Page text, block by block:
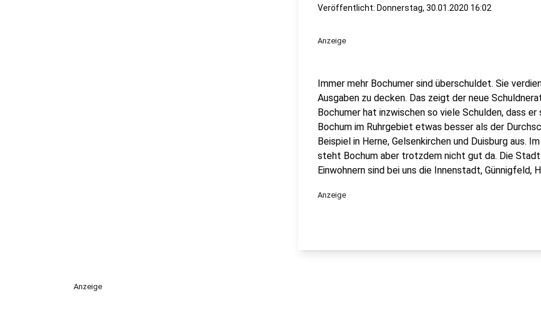
Veröffentlicht: Donnerstag, 30.01.2020 16:02
Anzeige
Immer mehr Bochumer sind überschuldet. Sie
Ausgaben zu decken. Das zeigt der neue
Bochumer hat inzwischen so viele Schulden, dass
Bochum im Ruhrgebiet etwas besser als der
Beispiel in Herne, Gelsenkirchen und Duisburg aus.
steht Bochum aber trotzdem nicht gut da. Die
Einwohnern sind bei uns die Innenstadt, Günnigfeld,
Anzeige
Anzeige